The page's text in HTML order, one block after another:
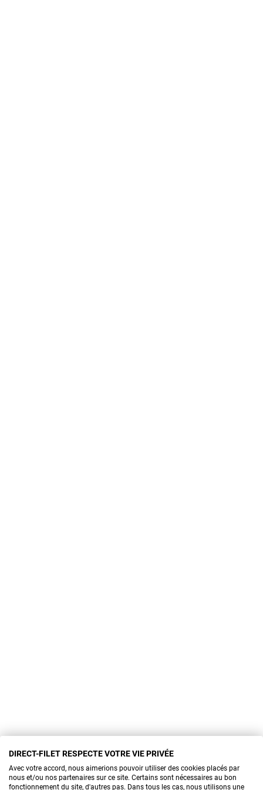
DIRECT-FILET RESPECTE VOTRE VIE PRIVÉE
Avec votre accord, nous aimerions pouvoir utiliser des cookies placés par
nous et/ou nos partenaires sur ce site. Certains sont nécessaires au bon
fonctionnement du site, d'autres pas. Dans tous les cas, nous utilisons une